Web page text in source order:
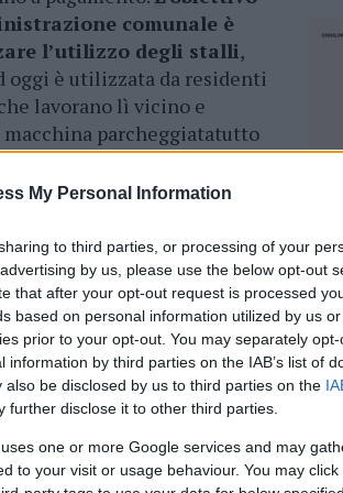
My Personal Information
to third parties, or processing of your
by us, please use the below opt-out
that after your opt-out request is processed
based on personal information utilized by us
prior to your opt-out. You may separately
by third parties on the IAB’s list of
be disclosed by us to third parties on the
further disclose it to other third parties.
one or more Google services and may
to your visit or usage behaviour. You may
comunale è
l’utilizzo degli stalli,
oggi è utilizzata da residenti
lavorano lì vicino e
macchina parcheggiatatutto
raccolta firma, per far si
presenti due scuole e
brevi nell’accompagnare
Pais ha indirizzato una
per quei
pagamento.